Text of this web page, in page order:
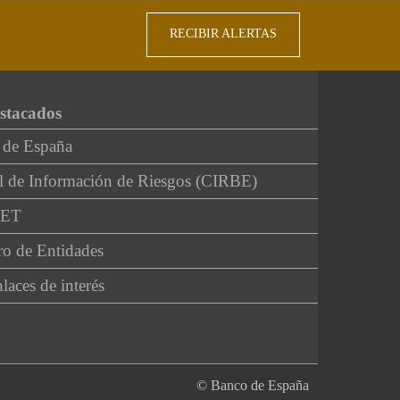
RECIBIR ALERTAS
España
de Información de Riesgos (CIRBE)
de Entidades
de interés
© Banco de España